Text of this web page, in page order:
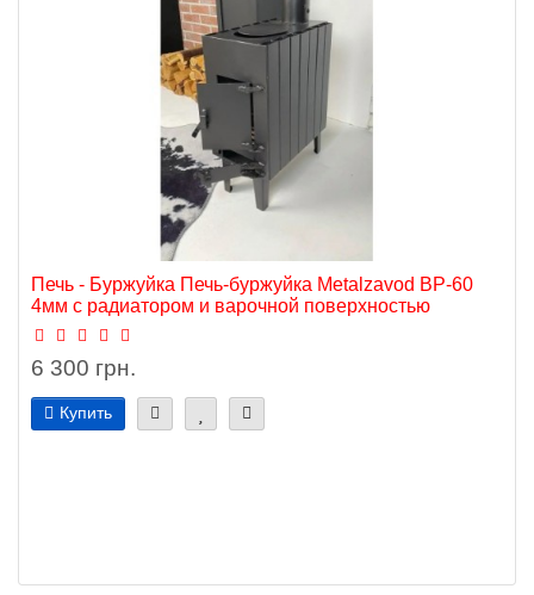
Печь - Буржуйка Печь-буржуйка Metalzavod BP-60
4мм с радиатором и варочной поверхностью
6 300 грн.
Купить